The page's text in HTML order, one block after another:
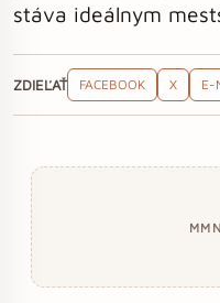
stáva ideálnym
ZDIEĽAŤ FACEBOOK X E-